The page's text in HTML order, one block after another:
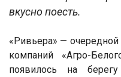
вкусно поесть.
«Ривьера» —
компаний «Агро-
появилось на